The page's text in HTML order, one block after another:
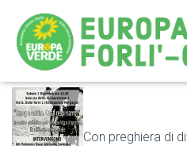
Smog e salute. Cosa
Con preghiera di